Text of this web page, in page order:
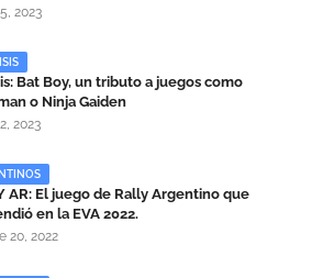
2023
Bat Boy, un tributo a juegos como
o Ninja Gaiden
2023
AR: El juego de Rally Argentino que
en la EVA 2022.
20, 2022